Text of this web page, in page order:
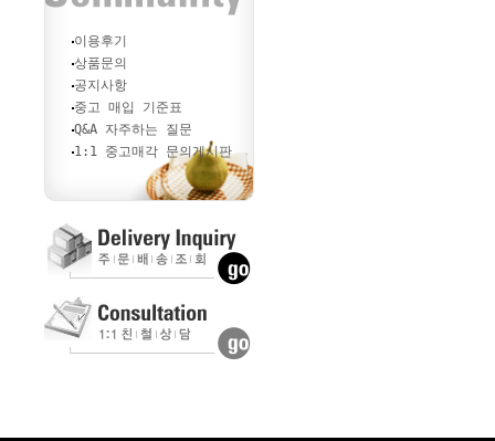
이용후기
상품문의
공지사항
중고 매입 기준표
Q&A 자주하는 질문
1:1 중고매각 문의게시판